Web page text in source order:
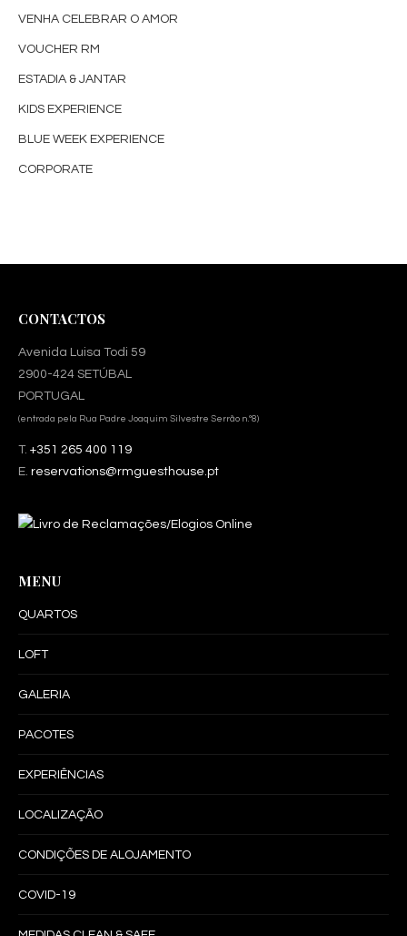
VENHA CELEBRAR O AMOR
VOUCHER RM
ESTADIA & JANTAR
KIDS EXPERIENCE
BLUE WEEK EXPERIENCE
CORPORATE
CONTACTOS
Avenida Luisa Todi 59
2900-424 SETÚBAL
PORTUGAL
(entrada pela Rua Padre Joaquim Silvestre Serrão n.º8)
T. +351 265 400 119
E. reservations@rmguesthouse.pt
MENU
QUARTOS
LOFT
GALERIA
PACOTES
EXPERIÊNCIAS
LOCALIZAÇÃO
CONDIÇÕES DE ALOJAMENTO
COVID-19